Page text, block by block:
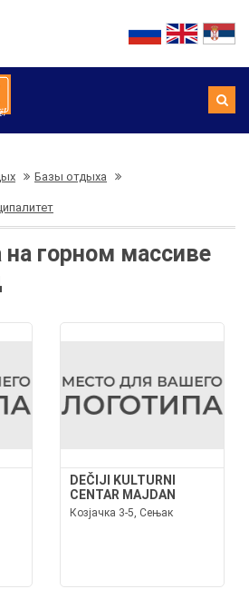
Базы отдыха
горном массиве
DEČIJI KULTURNI
CENTAR MAJDAN
Козјачка 3-5, Сењак